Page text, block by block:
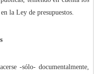
la Ley de presupuestos.
-sólo- documentalmente,